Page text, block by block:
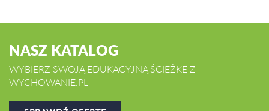
NASZ KATALOG
WYBIERZ SWOJĄ EDUKACYJNĄ ŚCIEŻKĘ Z
WYCHOWANIE.PL